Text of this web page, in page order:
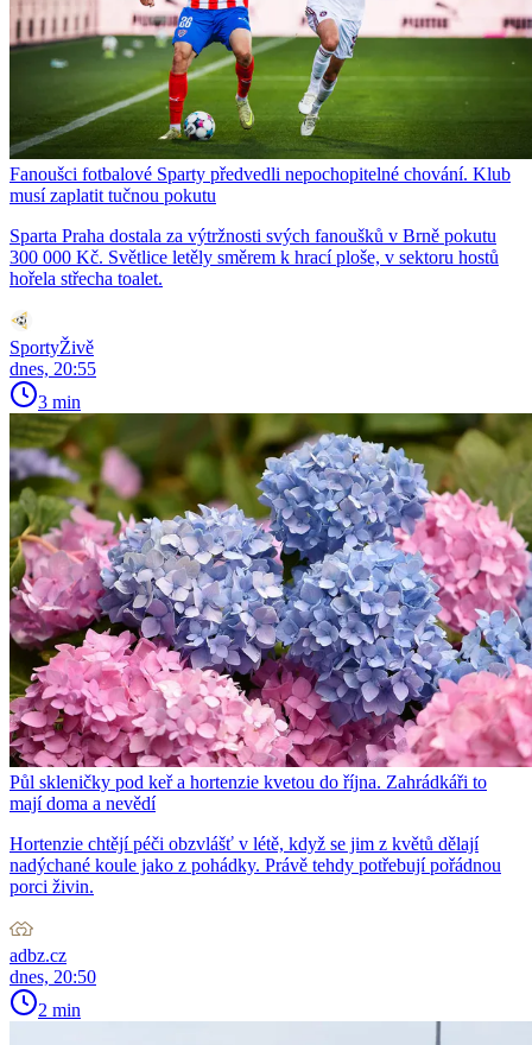
Fanoušci fotbalové Sparty předvedli nepochopitelné chování. Klub
musí zaplatit tučnou pokutu
Sparta Praha dostala za výtržnosti svých fanoušků v Brně pokutu
300 000 Kč. Světlice letěly směrem k hrací ploše, v sektoru hostů
hořela střecha toalet.
SportyŽivě
dnes, 20:55
3 min
Půl skleničky pod keř a hortenzie kvetou do října. Zahrádkáři to
mají doma a nevědí
Hortenzie chtějí péči obzvlášť v létě, když se jim z květů dělají
nadýchané koule jako z pohádky. Právě tehdy potřebují pořádnou
porci živin.
adbz.cz
dnes, 20:50
2 min